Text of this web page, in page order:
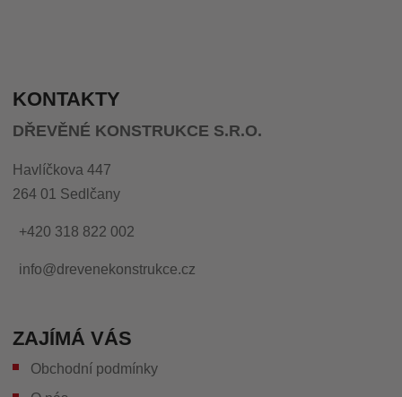
KONTAKTY
DŘEVĚNÉ KONSTRUKCE S.R.O.
Havlíčkova 447
264 01 Sedlčany
+420 318 822 002
info@drevenekonstrukce.cz
ZAJÍMÁ VÁS
Obchodní podmínky